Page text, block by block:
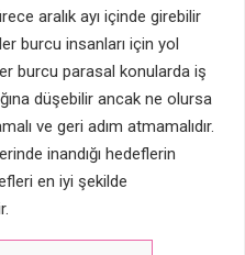
aralık ayı içinde girebilir
burcu insanları için yol
burcu parasal konularda iş
düşebilir ancak ne olursa
ve geri adım atmamalıdır.
inandığı hedeflerin
en iyi şekilde